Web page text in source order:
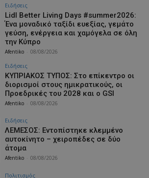
Ειδήσεις
Lidl Better Living Days #summer2026:
Ένα μοναδικό ταξίδι ευεξίας, γεμάτο
γεύση, ενέργεια και χαμόγελα σε όλη
την Κύπρο
Afentiko 08/08/2026
Ειδήσεις
ΚΥΠΡΙΑΚΟΣ ΤΥΠΟΣ: Στο επίκεντρο οι
διορισμοί στους ημικρατικούς, οι
Προεδρικές του 2028 και ο GSI
Afentiko 08/08/2026
Ειδήσεις
ΛΕΜΕΣΟΣ: Εντοπίστηκε κλεμμένο
αυτοκίνητο – χειροπέδες σε δύο
άτομα
Afentiko 08/08/2026
Πολιτισμός